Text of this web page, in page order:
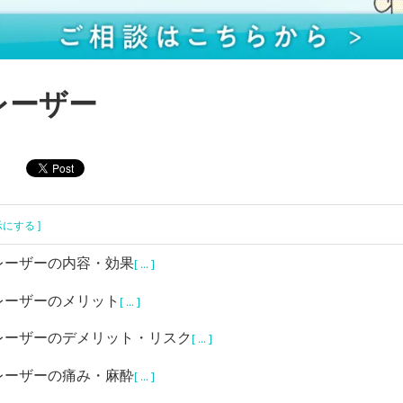
ーザー
にする ]
ーザーの内容・効果[ ... ]
ザーのメリット [ ... ]
ザーのデメリット・リスク [ ... ]
ーザーの痛み・麻酔[ ... ]